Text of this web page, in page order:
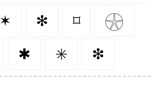
✶ ✻ ⌑ 𓇽
✱ ✳️ ❇